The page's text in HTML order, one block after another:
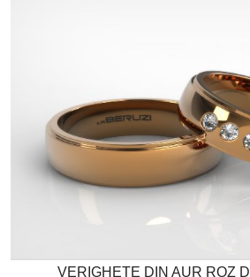
VERIGHETE DIN AUR ROZ